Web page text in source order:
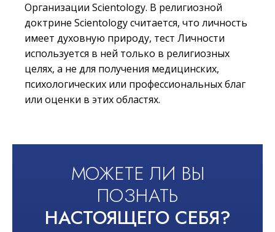
Организации Scientology. В религиозной
доктрине Scientology считается, что личность
имеет духовную природу, тест Личности
используется в ней только в религиозных
целях, а не для получения медицинских,
психологических или профессиональных благ
или оценки в этих областях.
МОЖЕТЕ ЛИ ВЫ
ПОЗНАТЬ
НАСТОЯЩЕГО СЕБЯ?